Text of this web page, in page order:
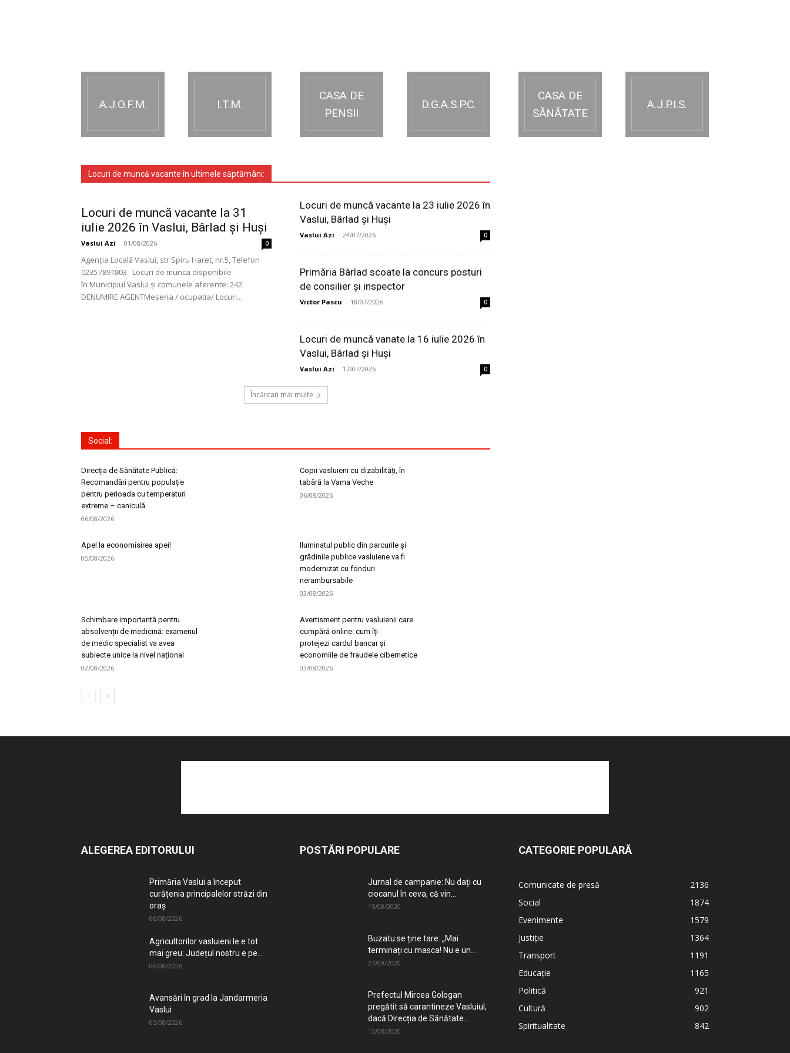
A.J.O.F.M. I.T.M.
CASA DE
PENSII
D.G.A.S.P.C.
CASA DE
SĂNĂTATE
A.J.P.I.S.
Locuri de muncă vacante în ultimele săptămâni:
Locuri de muncă vacante la 31
iulie 2026 în Vaslui, Bârlad și Huși
Vaslui Azi - 01/08/2026 0
Agenţia Locală Vaslui, str Spiru Haret, nr.5, Telefon
0235 /891803 Locuri de munca disponibile
în Municipiul Vaslui și comunele aferente: 242
DENUMIRE AGENTMeseria / ocupatia/ Locuri...
Locuri de muncă vacante la 23 iulie 2026 în
Vaslui, Bârlad și Huși
Vaslui Azi - 24/07/2026 0
Primăria Bârlad scoate la concurs posturi
de consilier și inspector
Victor Pascu - 18/07/2026 0
Locuri de muncă vanate la 16 iulie 2026 în
Vaslui, Bârlad și Huși
Vaslui Azi - 17/07/2026 0
Încărcați mai multe
Social:
Direcția de Sănătate Publică:
Recomandări pentru populație
pentru perioada cu temperaturi
extreme – caniculă
06/08/2026
Copii vasluieni cu dizabilități, în
tabără la Vama Veche
06/08/2026
Apel la economisirea apei!
05/08/2026
Iluminatul public din parcurile și
grădinile publice vasluiene va fi
modernizat cu fonduri
nerambursabile
03/08/2026
Schimbare importantă pentru
absolvenții de medicină: examenul
de medic specialist va avea
subiecte unice la nivel național
02/08/2026
Avertisment pentru vasluienii care
cumpără online: cum îți
protejezi cardul bancar și
economiile de fraudele cibernetice
03/08/2026
ALEGEREA EDITORULUI
Primăria Vaslui a început
curățenia principalelor străzi din
oraș
06/08/2026
Agricultorilor vasluieni le e tot
mai greu: Județul nostru e pe...
06/08/2026
Avansări în grad la Jandarmeria
Vaslui
05/08/2026
POSTĂRI POPULARE
Jurnal de campanie: Nu dați cu
ciocanul în ceva, că vin...
15/08/2020
Buzatu se ține tare: „Mai
terminați cu masca! Nu e un...
27/09/2020
Prefectul Mircea Gologan
pregătit să carantineze Vasluiul,
dacă Direcția de Sănătate...
15/08/2020
CATEGORIE POPULARĂ
Comunicate de presă
2136
Social
1874
Evenimente
1579
Justiție
1364
Transport
1191
Educație
1165
Politică
921
Cultură
902
Spiritualitate
842